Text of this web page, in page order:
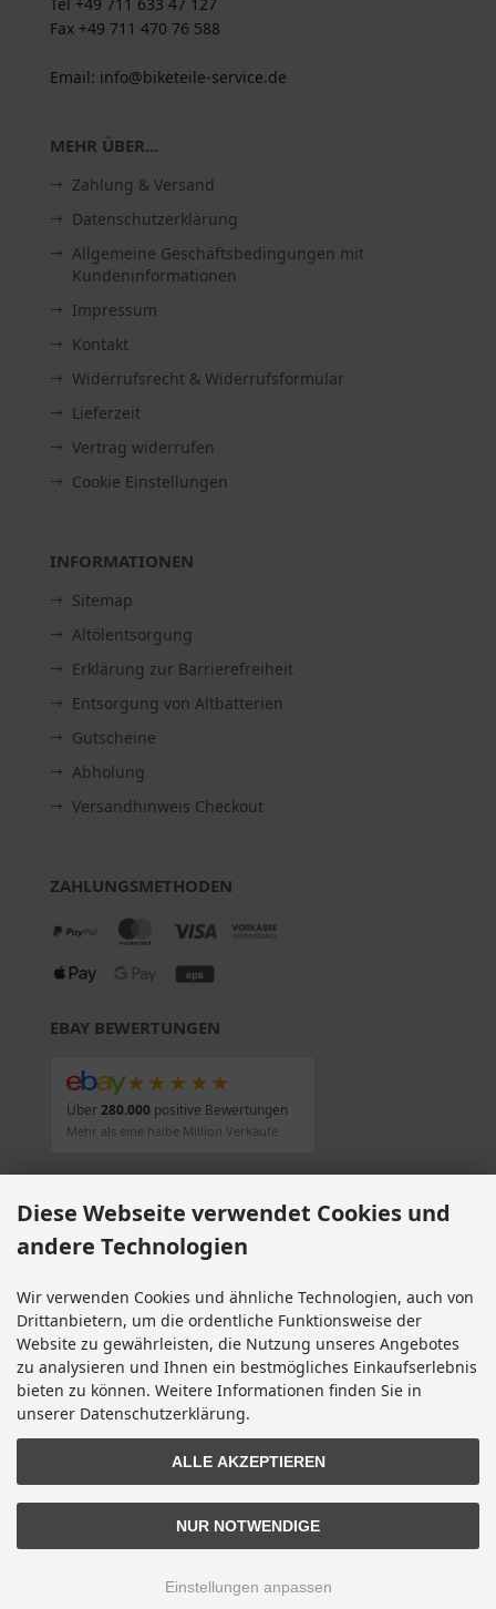
Fax +49 711 470 76 588
Email: info@biketeile-service.de
MEHR ÜBER...
Zahlung & Versand
Datenschutzerklärung
Allgemeine Geschäftsbedingungen mit
Kundeninformationen
Impressum
Kontakt
Widerrufsrecht & Widerrufsformular
Lieferzeit
Vertrag widerrufen
Cookie Einstellungen
INFORMATIONEN
Sitemap
Altölentsorgung
Erklärung zur Barrierefreiheit
Entsorgung von Altbatterien
Gutscheine
Abholung
Versandhinweis Checkout
ZAHLUNGSMETHODEN
EBAY BEWERTUNGEN
★★★★★
Über280.000positive Bewertungen
Mehr als eine halbe Million Verkäufe
Alle Preise inkl. gesetzl. MwSt. zzgl. Versandkosten . Die durchgestrichenen Preise
entsprechen dem bisherigen Preis bei Motorradteile & Motorrad Ersatzteile.
Motorradteile & Motorrad Ersatzteile © 2026 | Template © 2009-2026 by modified
eCommerce Shopsoftware
modified eCommerce Shopsoftware © 2009-2026
Diese Webseite verwendet Cookies und
andere Technologien
Wir verwenden Cookies und ähnliche Technologien, auch von
Drittanbietern, um die ordentliche Funktionsweise der
Website zu gewährleisten, die Nutzung unseres Angebotes
zu analysieren und Ihnen ein bestmögliches Einkaufserlebnis
bieten zu können. Weitere Informationen finden Sie in
unserer Datenschutzerklärung.
ALLE AKZEPTIEREN
NUR NOTWENDIGE
Einstellungen anpassen